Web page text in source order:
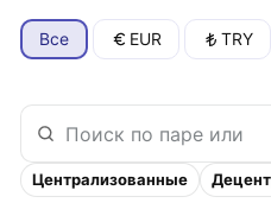
Все EUR TRY
Централизованные